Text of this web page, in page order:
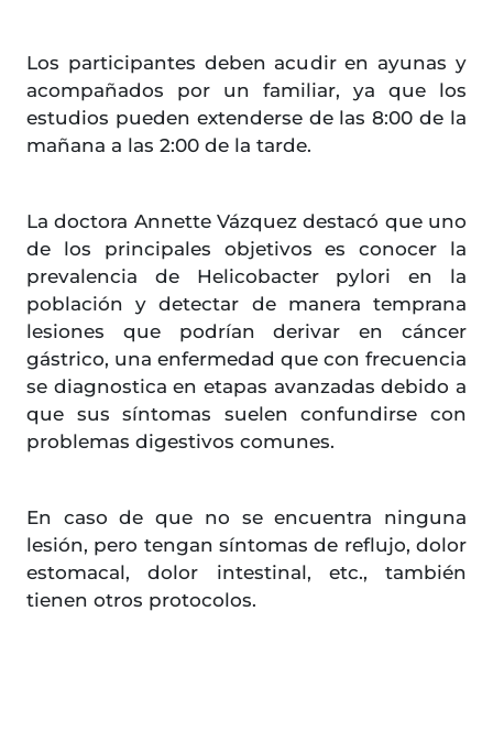
Los participantes deben acudir en ayunas y
acompañados por un familiar, ya que los
estudios pueden extenderse de las 8:00 de la
mañana a las 2:00 de la tarde.
La doctora Annette Vázquez destacó que uno
de los principales objetivos es conocer la
prevalencia de Helicobacter pylori en la
población y detectar de manera temprana
lesiones que podrían derivar en cáncer
gástrico, una enfermedad que con frecuencia
se diagnostica en etapas avanzadas debido a
que sus síntomas suelen confundirse con
problemas digestivos comunes.
En caso de que no se encuentra ninguna
lesión, pero tengan síntomas de reflujo, dolor
estomacal, dolor intestinal, etc., también
tienen otros protocolos.